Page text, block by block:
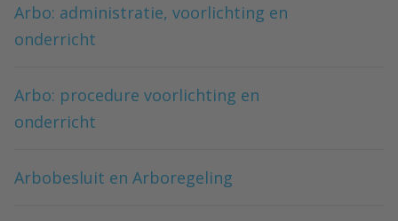
Arbo: administratie, voorlichting en
onderricht
Arbo: procedure voorlichting en
onderricht
Arbobesluit en Arboregeling